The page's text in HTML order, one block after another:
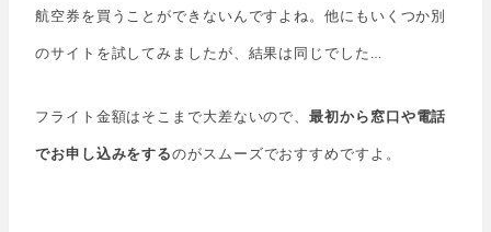
航空券を買うことができないんですよね。他にもいくつか別
のサイトを試してみましたが、結果は同じでした…
フライト金額はそこまで大差ないので、最初から窓口や電話
でお申し込みをするのがスムーズでおすすめですよ。